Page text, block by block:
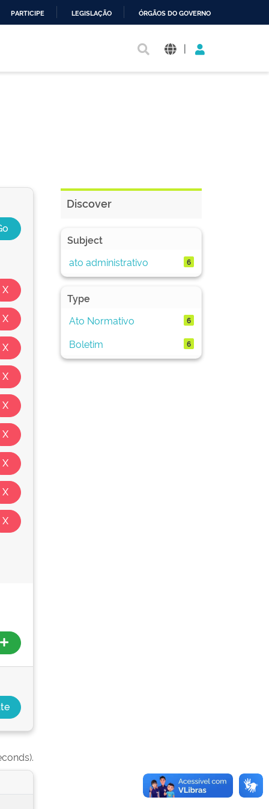
PARTICIPE LEGISLAÇÃO ÓRGÃOS DO GOVERNO
|
Discover
Subject
ato administrativo
6
Type
Ato Normativo
6
Boletim 6